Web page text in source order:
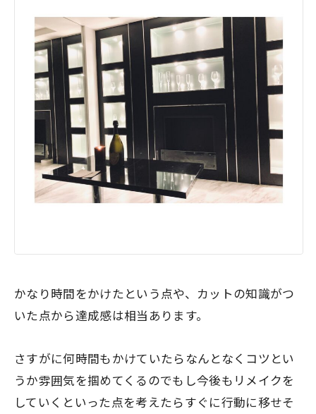
かなり時間をかけたという点や、カットの知識がつ
いた点から達成感は相当あります。
さすがに何時間もかけていたらなんとなくコツとい
うか雰囲気を掴めてくるのでもし今後もリメイクを
していくといった点を考えたらすぐに行動に移せそ